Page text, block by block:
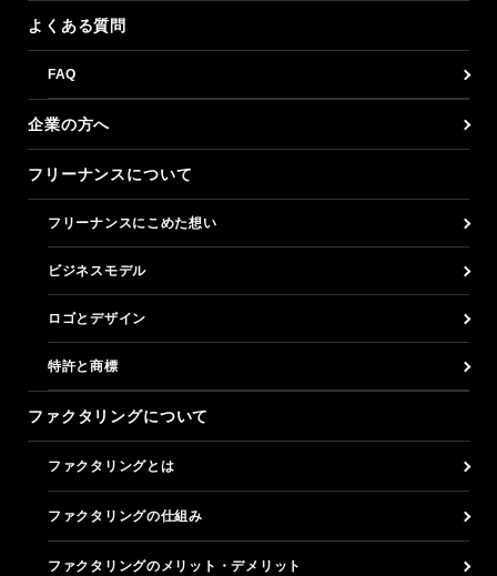
よくある質問
FAQ
企業の方へ
フリーナンスについて
フリーナンスにこめた想い
ビジネスモデル
ロゴとデザイン
特許と商標
ファクタリングについて
ファクタリングとは
ファクタリングの仕組み
ファクタリングのメリット・デメリット